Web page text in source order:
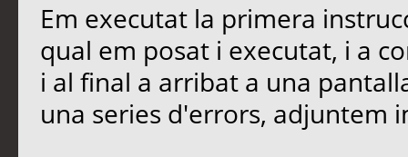
Em executat la primera
qual em posat i executat, i a
i al final a arribat a una
una series d'errors, adjuntem